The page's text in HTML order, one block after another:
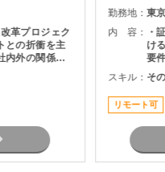
革プロジェク
との折衝を主
内外の関係者
・課題構造化
決定を推進い
勤務地： 東
内 容：
・
け
要
スキル： そ
リモート可